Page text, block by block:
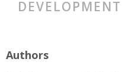
Authors